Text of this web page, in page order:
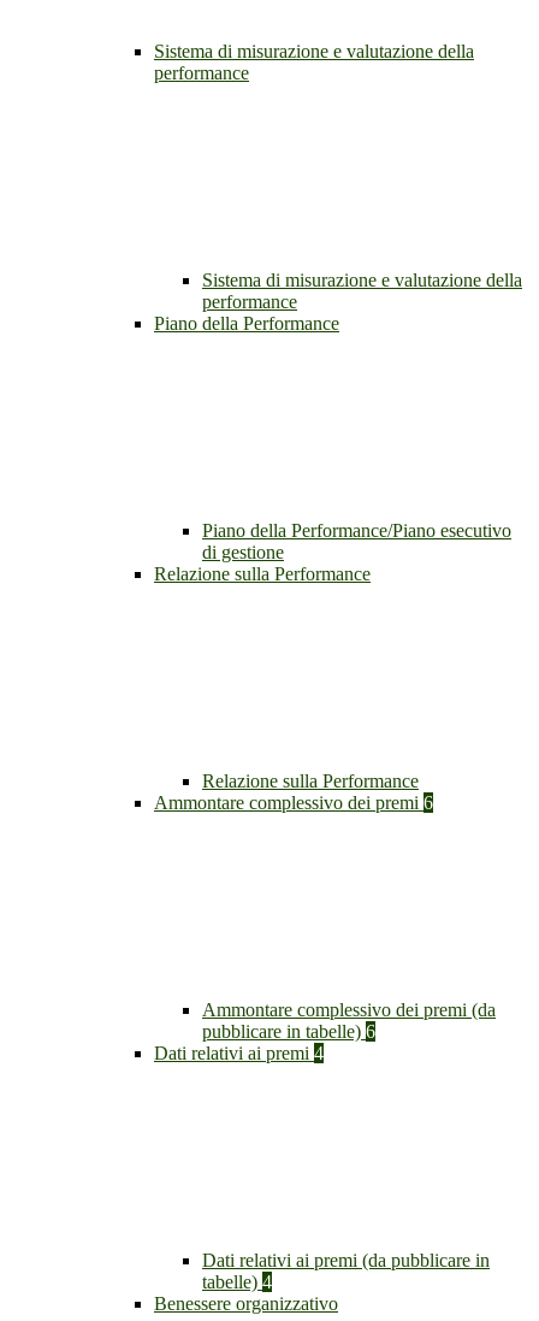
Sistema di misurazione e valutazione della
performance
Sistema di misurazione e valutazione della
performance
Piano della Performance
Piano della Performance/Piano esecutivo
di gestione
Relazione sulla Performance
Relazione sulla Performance
Ammontare complessivo dei premi 6
Ammontare complessivo dei premi (da
pubblicare in tabelle) 6
Dati relativi ai premi 4
Dati relativi ai premi (da pubblicare in
tabelle) 4
Benessere organizzativo